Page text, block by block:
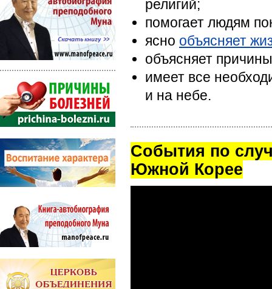
религий;
помогает людям
ясно объясняет
объясняет
имеет все
и на небе.
Cобытия по
Южной Корее